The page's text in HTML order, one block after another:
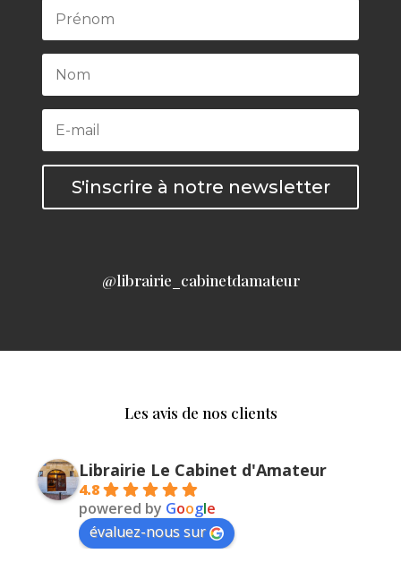
S'inscrire à notre newsletter
@librairie_cabinetdamateur
Les avis de nos clients
Librairie Le Cabinet d'Amateur
4.8
powered by Google
évaluez-nous sur